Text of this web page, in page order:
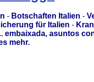
- Botschaften Italien -
für Italien -
embaixada, asuntos
mehr.